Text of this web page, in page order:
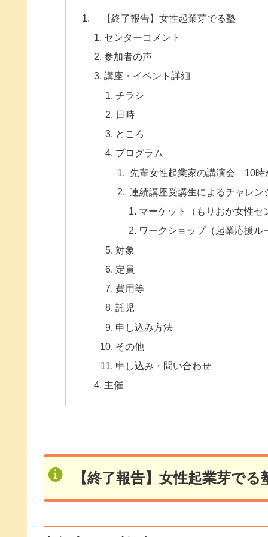
【終了報告】女性起業芽でる塾
センターコメント
参加者の声
講座・イベント詳細
チラシ
日時
ところ
プログラム
先輩女性起業家の講演会 10時
連続講座受講生によるチャレ
マーケット（もりおか女性
ワークショップ（起業応援
対象
定員
費用等
託児
申し込み方法
その他
申し込み・問い合わせ
主催
【終了報告】女性起業芽でる